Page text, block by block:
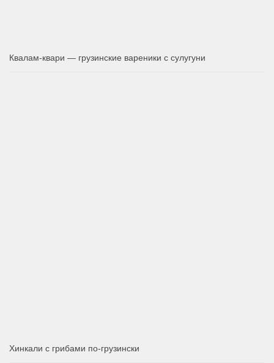
Квалам-квари — грузинские вареники с сулугуни
Хинкали с грибами по-грузински